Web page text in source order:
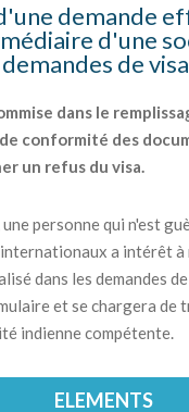
demande
d'une
demandes de
dans le
conformité des
un refus du visa.
une personne qui n'est
a intérêt à
dans les demandes
et se chargera de
indienne compétente.
ELEMENTS